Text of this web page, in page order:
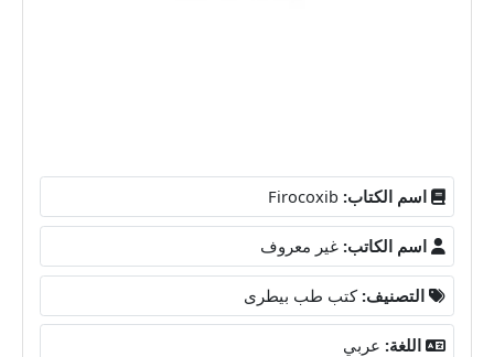
اسم الكتاب: Firocoxib
اسم الكاتب: غير معروف
التصنيف: كتب طب بيطرى
اللغة: عربي